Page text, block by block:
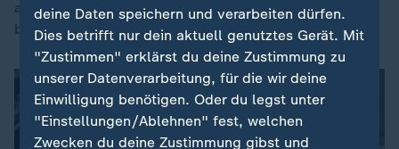
auch weniger oder eben später." Sie würden
benachteiligt werden.
deine Daten speichern und verarbeiten dürfen.
Dies betrifft nur dein aktuell genutztes Gerät. Mit
"Zustimmen" erklärst du deine Zustimmung zu
unserer Datenverarbeitung, für die wir deine
Einwilligung benötigen. Oder du legst unter
"Einstellungen/Ablehnen" fest, welchen
Zwecken du deine Zustimmung gibst und